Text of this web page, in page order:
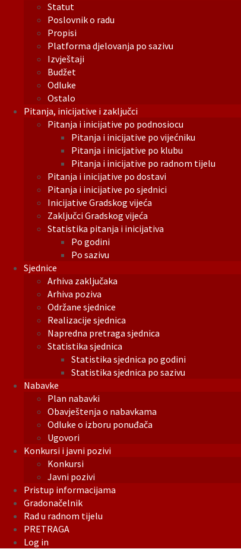
Statut
Poslovnik o radu
Propisi
Platforma djelovanja po sazivu
Izvještaji
Budžet
Odluke
Ostalo
Pitanja, inicijative i zaključci
Pitanja i inicijative po podnosiocu
Pitanja i inicijative po vijećniku
Pitanja i inicijative po klubu
Pitanja i inicijative po radnom tijelu
Pitanja i inicijative po dostavi
Pitanja i inicijative po sjednici
Inicijative Gradskog vijeća
Zaključci Gradskog vijeća
Statistika pitanja i inicijativa
Po godini
Po sazivu
Sjednice
Arhiva zaključaka
Arhiva poziva
Održane sjednice
Realizacije sjednica
Napredna pretraga sjednica
Statistika sjednica
Statistika sjednica po godini
Statistika sjednica po sazivu
Nabavke
Plan nabavki
Obavještenja o nabavkama
Odluke o izboru ponuđača
Ugovori
Konkursi i javni pozivi
Konkursi
Javni pozivi
Pristup informacijama
Gradonačelnik
Rad u radnom tijelu
PRETRAGA
Log in